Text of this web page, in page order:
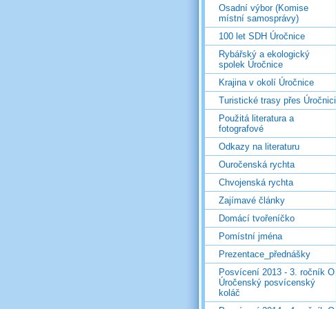
Osadní výbor (Komise
místní samosprávy)
100 let SDH Úročnice
Rybářský a ekologický
spolek Úročnice
Krajina v okolí Úročnice
Turistické trasy přes Úročnici
Použitá literatura a
fotografové
Odkazy na literaturu
Ouročenská rychta
Chvojenská rychta
Zajímavé články
Domácí tvořeníčko
Pomístní jména
Prezentace_přednášky
Posvícení 2013 - 3. ročník O
Úročenský posvícenský
koláč